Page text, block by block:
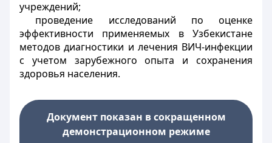
учреждений;
проведение исследований по оценке
эффективности применяемых в Узбекистане
методов диагностики и лечения ВИЧ-инфекции
с учетом зарубежного опыта и сохранения
здоровья населения.
Документ показан в сокращенном
демонстрационном режиме